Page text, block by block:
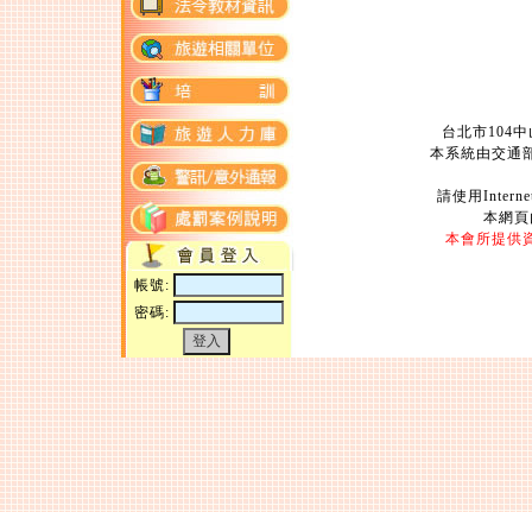
帳號:
密碼:
台北市104
本系統由交通
請使用
本網
本會所提供